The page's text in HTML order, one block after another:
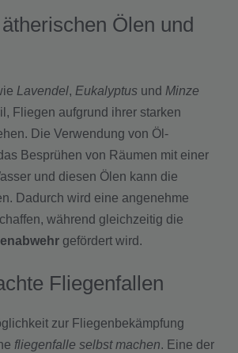
Ölen und
Lavendel, Eukalyptus und Minze
Fliegen aufgrund ihrer starken
Die Verwendung von Öl-
Besprühen von Räumen mit einer
und diesen Ölen kann die
Dadurch wird eine angenehme
während gleichzeitig die
gefördert wird.
Fliegenfallen
zur Fliegenbekämpfung
fliegenfalle selbst machen. Eine der